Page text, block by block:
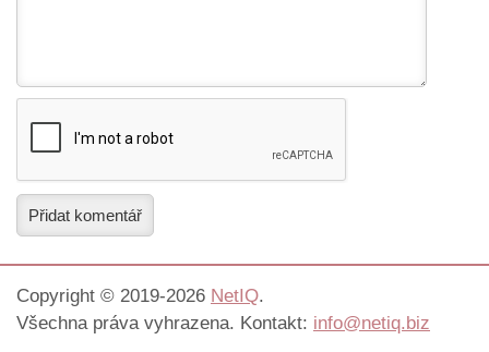
Přidat komentář
Copyright © 2019-2026 NetIQ.
Všechna práva vyhrazena. Kontakt: info@netiq.biz